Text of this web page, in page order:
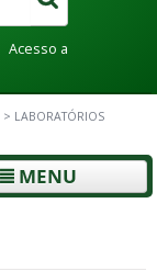
Acesso a
> LABORATÓRIOS
MENU